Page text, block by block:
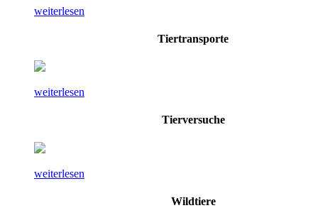
weiterlesen
Tiertransporte
weiterlesen
Tierversuche
weiterlesen
Wildtiere